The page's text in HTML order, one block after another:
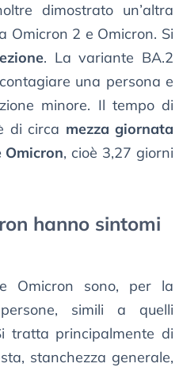
dimostrato un’altra
Omicron 2 e Omicron. Si
. La variante BA.2
una persona e
minore. Il tempo di
di circa mezza giornata
, cioè 3,27 giorni
hanno sintomi
Omicron sono, per la
simili a quelli
tratta principalmente di
stanchezza generale,